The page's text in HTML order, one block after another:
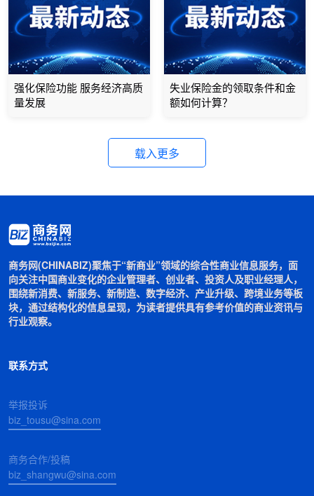
强化保险功能 服务经济高质
量发展
失业保险金的领取条件和金
额如何计算？
载入更多
商务网(CHINABIZ)聚焦于“新商业”领域的综合性商业信息服务，面
向关注中国商业变化的企业管理者、创业者、投资人及职业经理人，
围绕新消费、新服务、新制造、数字经济、产业升级、跨境业务等板
块，通过结构化的信息呈现，为读者提供具有参考价值的商业资讯与
行业观察。
联系方式
举报投诉
biz_tousu@sina.com
商务合作/投稿
biz_shangwu@sina.com